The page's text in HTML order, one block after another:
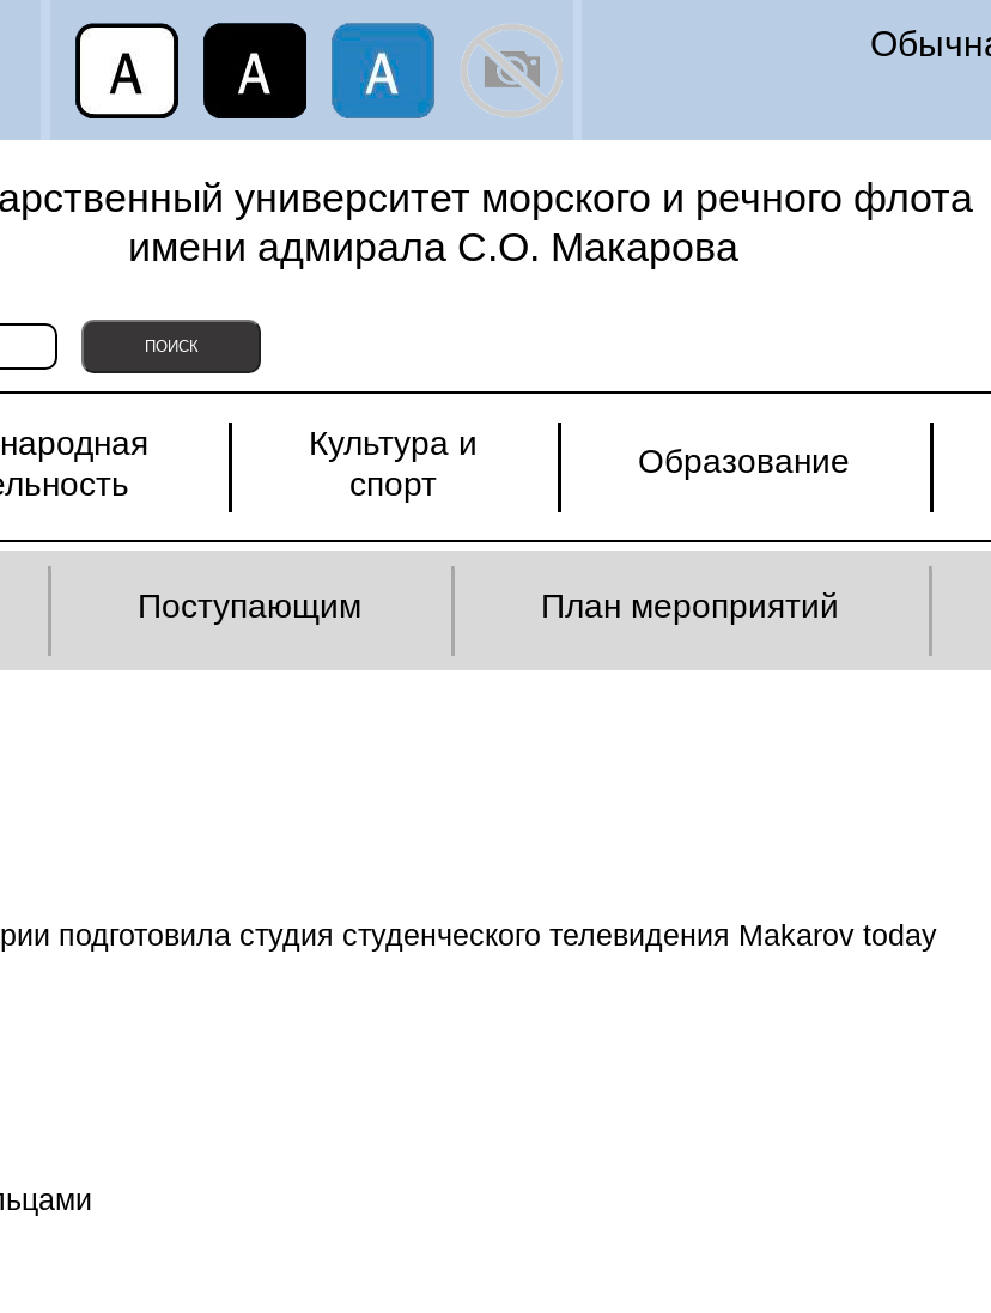
университет морского и речного флота
имени адмирала С.О. Макарова
Культура и
спорт
Образование
Поступающим План мероприятий
подготовила студия студенческого телевидения Makarov today